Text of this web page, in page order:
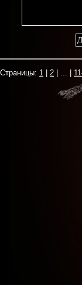
1 2 ...